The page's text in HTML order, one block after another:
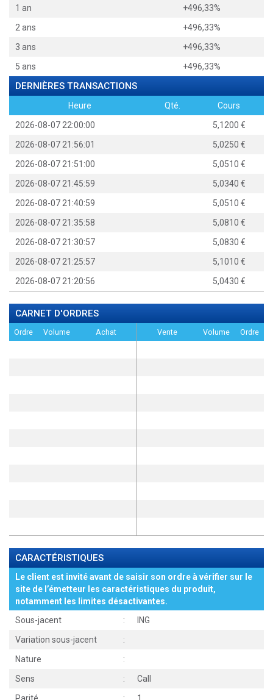
1 an
+496,33%
2 ans
+496,33%
3 ans
+496,33%
5 ans
+496,33%
DERNIÈRES TRANSACTIONS
Heure Qté.
Cours
2026-08-07 22:00:00
5,1200
2026-08-07 21:56:01
5,0250
2026-08-07 21:51:00
5,0510
2026-08-07 21:45:59
5,0340
2026-08-07 21:40:59
5,0510
2026-08-07 21:35:58
5,0810
2026-08-07 21:30:57
5,0830
2026-08-07 21:25:57
5,1010
2026-08-07 21:20:56
5,0430
CARNET D'ORDRES
Ordre Volume Achat Vente Volume Ordre
CARACTÉRISTIQUES
Le client est invité avant de saisir son ordre à vérifier sur le
site de l’émetteur les caractéristiques du produit,
notamment les limites désactivantes.
Sous-jacent
:
ING
Variation sous-jacent
:
Nature
:
Sens
:
Call